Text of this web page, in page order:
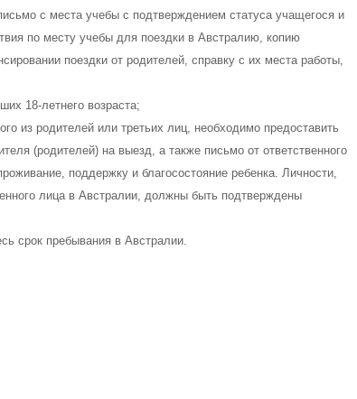
с места учебы с подтверждением статуса учащегося и
по месту учебы для поездки в Австралию, копию
поездки от родителей, справку с их места работы,
18-летнего возраста;
из родителей или третьих лиц, необходимо предоставить
(родителей) на выезд, а также письмо от ответственного
поддержку и благосостояние ребенка. Личности,
лица в Австралии, должны быть подтверждены
срок пребывания в Австралии.